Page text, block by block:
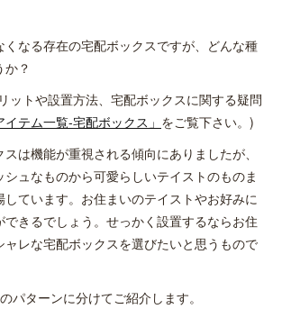
なる存在の宅配ボックスですが、どんな種
？
ットや設置方法、宅配ボックスに関する疑問
イテム一覧-宅配ボックス」 をご覧下さい。)
は機能が重視される傾向にありましたが、
ュなものから可愛らしいテイストのものま
ています。お住まいのテイストやお好みに
きるでしょう。せっかく設置するならお住
ャレな宅配ボックスを選びたいと思うもので
パターンに分けてご紹介します。